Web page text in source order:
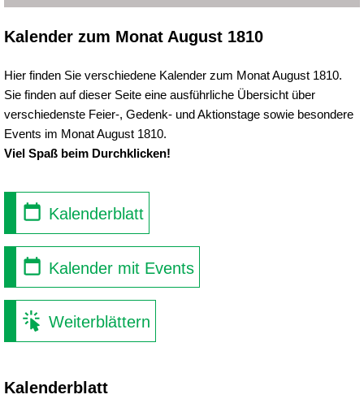
Kalender zum Monat August 1810
Hier finden Sie verschiedene Kalender zum Monat August 1810.
Sie finden auf dieser Seite eine ausführliche Übersicht über
verschiedenste Feier-, Gedenk- und Aktionstage sowie besondere
Events im Monat August 1810.
Viel Spaß beim Durchklicken!
Kalenderblatt
Kalender mit Events
Weiterblättern
Kalenderblatt